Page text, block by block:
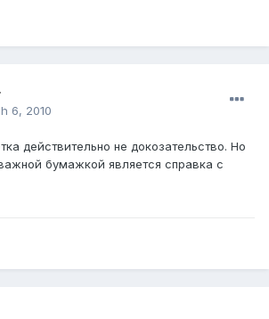
6, 2010
действительно не докозательство. Но
бумажкой является справка с